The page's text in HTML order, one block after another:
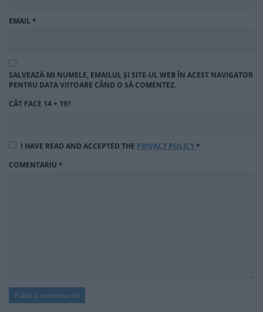
EMAIL*
SALVEAZĂ-MI NUMELE, EMAILUL ȘI SITE-UL WEB ÎN ACEST NAVIGATOR
PENTRU DATA VIITOARE CÂND O SĂ COMENTEZ.
CÂT FACE 14 + 19?
I HAVE READ AND ACCEPTED THE PRIVACY POLICY*
COMENTARIU *